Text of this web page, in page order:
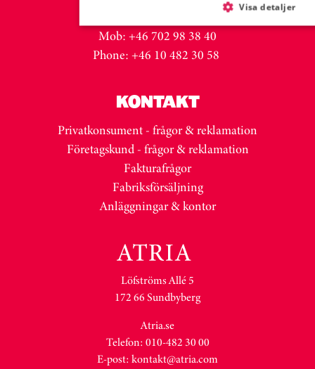
malin.groneberg@atria.com
Mob: +46 702 98 38 40
Phone: +46 10 482 30 58
KONTAKT
Privatkonsument - frågor & reklamation
Företagskund - frågor & reklamation
Fakturafrågor
Fabriksförsäljning
Anläggningar & kontor
Löfströms Allé 5
172 66 Sundbyberg
Atria.se
Telefon: 010-482 30 00
E-post: kontakt@atria.com
Visa detaljer